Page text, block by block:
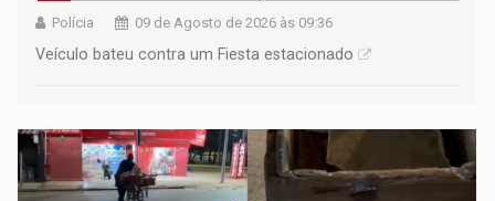
Polícia 09 de Agosto de 2026 às 09:36
Veículo bateu contra um Fiesta estacionado